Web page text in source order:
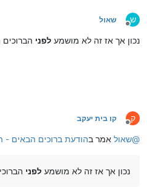
ש
מנותק
שאול
נכון אך אז זה לא מושמע לפני
ק
מנותק
קו בית יעקב
@שאול אמר בהודעת ברוכים הבאים -
נכון אך אז זה לא מושמע לפני